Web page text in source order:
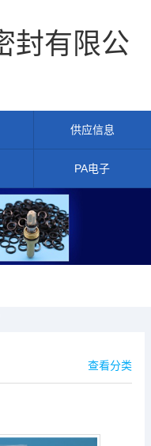
封有限公
供应信息
PA电子
查看分类